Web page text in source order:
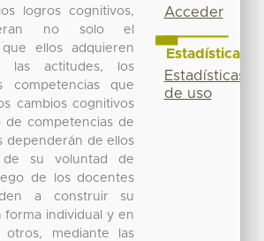
logros cognitivos,
no solo el
ellos adquieren
las actitudes, los
competencias que
cambios cognitivos
de competencias de
dependerán de ellos
su voluntad de
de los docentes
a construir su
forma individual y en
mediante las
Acceder
Estadísticas
Estadísticas
de uso